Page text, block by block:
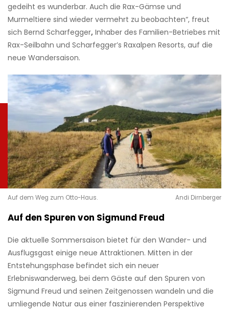
gedeiht es wunderbar. Auch die Rax-Gämse und
Murmeltiere sind wieder vermehrt zu beobachten“, freut
sich Bernd Scharfegger, Inhaber des Familien-Betriebes mit
Rax-Seilbahn und Scharfegger’s Raxalpen Resorts, auf die
neue Wandersaison.
Auf dem Weg zum Otto-Haus. Andi Dirnberger
Auf den Spuren von Sigmund Freud
Die aktuelle Sommersaison bietet für den Wander- und
Ausflugsgast einige neue Attraktionen. Mitten in der
Entstehungsphase befindet sich ein neuer
Erlebniswanderweg, bei dem Gäste auf den Spuren von
Sigmund Freud und seinen Zeitgenossen wandeln und die
umliegende Natur aus einer faszinierenden Perspektive